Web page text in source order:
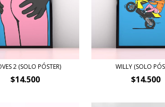
2 (SOLO PÓSTER)
$14.500
WILLY (SOLO
$14.500